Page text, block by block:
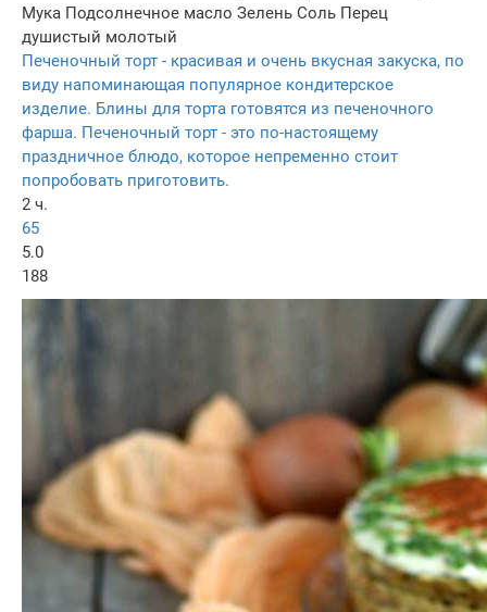
Мука Подсолнечное масло Зелень Соль Перец
душистый молотый
Печеночный торт - красивая и очень вкусная закуска, по
виду напоминающая популярное кондитерское
изделие. Блины для торта готовятся из печеночного
фарша. Печеночный торт - это по-настоящему
праздничное блюдо, которое непременно стоит
попробовать приготовить.
2 ч.
65
5.0
188